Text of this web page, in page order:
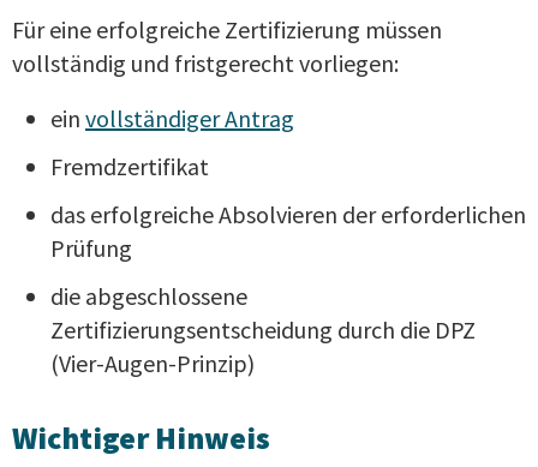
Für eine erfolgreiche Zertifizierung müssen
vollständig und fristgerecht vorliegen:
ein vollständiger Antrag
Fremdzertifikat
das erfolgreiche Absolvieren der erforderlichen
Prüfung
die abgeschlossene
Zertifizierungsentscheidung durch die DPZ
(Vier-Augen-Prinzip)
Wichtiger Hinweis